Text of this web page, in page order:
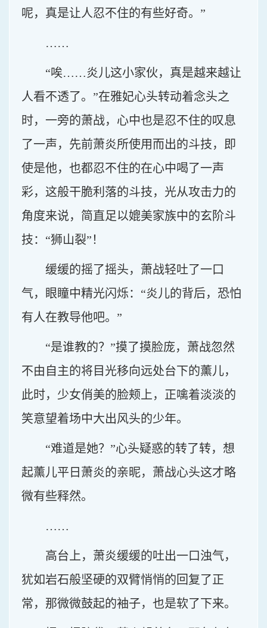
呢，真是让人忍不住的有些好奇。”
……
“唉……炎儿这小家伙，真是越来越让
人看不透了。”在雅妃心头转动着念头之
时，一旁的萧战，心中也是忍不住的叹息
了一声，先前萧炎所使用而出的斗技，即
使是他，也都忍不住的在心中喝了一声
彩，这般干脆利落的斗技，光从攻击力的
角度来说，简直足以媲美家族中的玄阶斗
技：“狮山裂”！
缓缓的摇了摇头，萧战轻吐了一口
气，眼瞳中精光闪烁：“炎儿的背后，恐怕
有人在教导他吧。”
“是谁教的？”摸了摸脸庞，萧战忽然
不由自主的将目光移向远处台下的薰儿，
此时，少女俏美的脸颊上，正噙着淡淡的
笑意望着场中大出风头的少年。
“难道是她？”心头疑惑的转了转，想
起薰儿平日萧炎的亲昵，萧战心头这才略
微有些释然。
……
高台上，萧炎缓缓的吐出一口浊气，
犹如岩石般坚硬的双臂悄悄的回复了正
常，那微微鼓起的袖子，也是软了下来。